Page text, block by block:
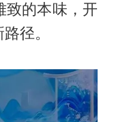
致的本味，开
径。